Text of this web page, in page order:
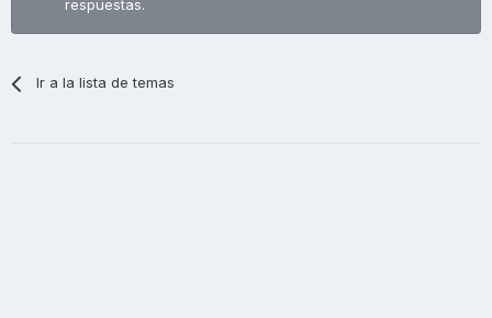
respuestas.
Ir a la lista de temas